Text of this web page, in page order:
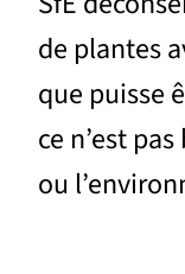
de plantes
que puisse
ce n’est
ou